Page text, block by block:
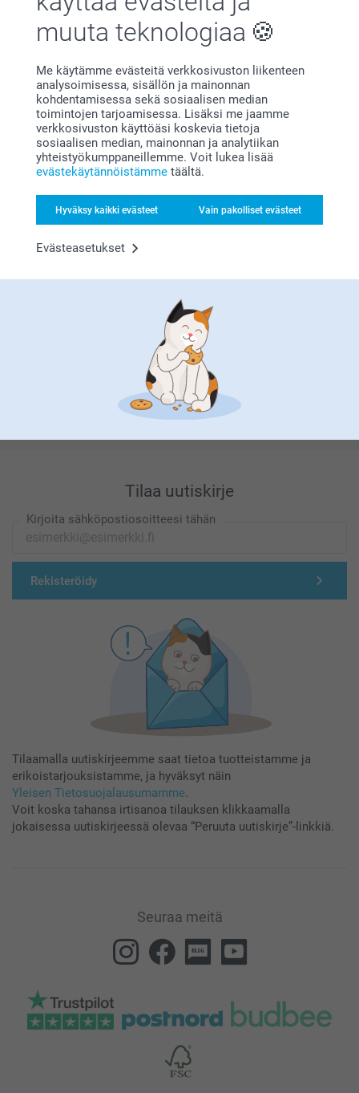
muuta teknologiaa
Me käytämme evästeitä verkkosivuston liikenteen
analysoimisessa, sisällön ja mainonnan
kohdentamisessa sekä sosiaalisen median
toimintojen tarjoamisessa. Lisäksi me jaamme
verkkosivuston käyttöäsi koskevia tietoja
sosiaalisen median, mainonnan ja analytiikan
yhteistyökumppaneillemme. Voit lukea lisää
evästekäytännöistämme täältä.
Hyväksy kaikki evästeet Vain pakolliset evästeet
Evästeasetukset
Bonusta kaikista tilauksista
Etsitkö inspiraatiota?
Olemme täällä sinun vuoksesi
Tilaa uutiskirje
Kirjoita sähköpostiosoitteesi tähän
Rekisteröidy
Tilaamalla uutiskirjeemme saat tietoa tuotteistamme ja
erikoistarjouksistamme, ja hyväksyt näin
Yleisen Tietosuojalausumamme.
Voit koska tahansa irtisanoa tilauksen klikkaamalla
jokaisessa uutiskirjeessä olevaa “Peruuta uutiskirje”-linkkiä.
Seuraa meitä